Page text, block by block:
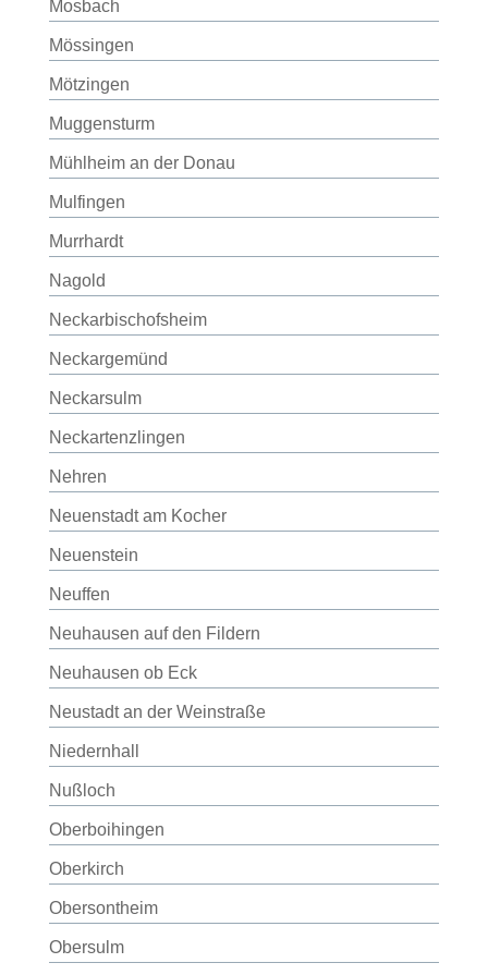
Mosbach
Mössingen
Mötzingen
Muggensturm
Mühlheim an der Donau
Mulfingen
Murrhardt
Nagold
Neckarbischofsheim
Neckargemünd
Neckarsulm
Neckartenzlingen
Nehren
Neuenstadt am Kocher
Neuenstein
Neuffen
Neuhausen auf den Fildern
Neuhausen ob Eck
Neustadt an der Weinstraße
Niedernhall
Nußloch
Oberboihingen
Oberkirch
Obersontheim
Obersulm